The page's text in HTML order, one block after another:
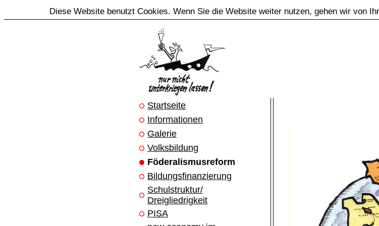
Diese Website benutzt Cookies. Wenn Sie die Website weiter nutzen, gehen wir von
Startseite
Informationen
Galerie
Volksbildung
Föderalismusreform
Bildungsfinanzierung
Schulstruktur/
Dreigliedrigkeit
PISA